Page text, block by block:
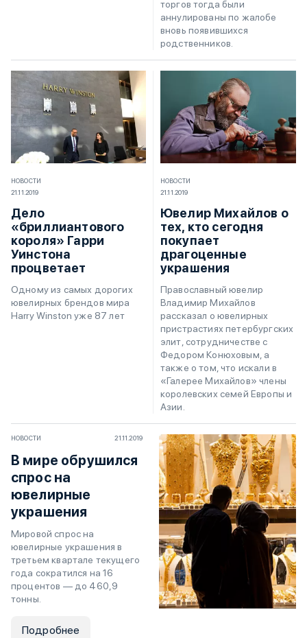
торгов тогда были
аннулированы по жалобе
вновь появившихся
родственников.
НОВОСТИ
21.11.2019
Дело
«бриллиантового
короля» Гарри
Уинстона
процветает
Одному из самых дорогих
ювелирных брендов мира
Harry Winston уже 87 лет
НОВОСТИ
21.11.2019
Ювелир Михайлов о
тех, кто сегодня
покупает
драгоценные
украшения
Православный ювелир
Владимир Михайлов
рассказал о ювелирных
пристрастиях петербургских
элит, сотрудничестве с
Федором Конюховым, а
также о том, что искали в
«Галерее Михайлов» члены
королевских семей Европы и
Азии.
НОВОСТИ 21.11.2019
В мире обрушился
спрос на
ювелирные
украшения
Мировой спрос на
ювелирные украшения в
третьем квартале текущего
года сократился на 16
процентов — до 460,9
тонны.
Подробнее